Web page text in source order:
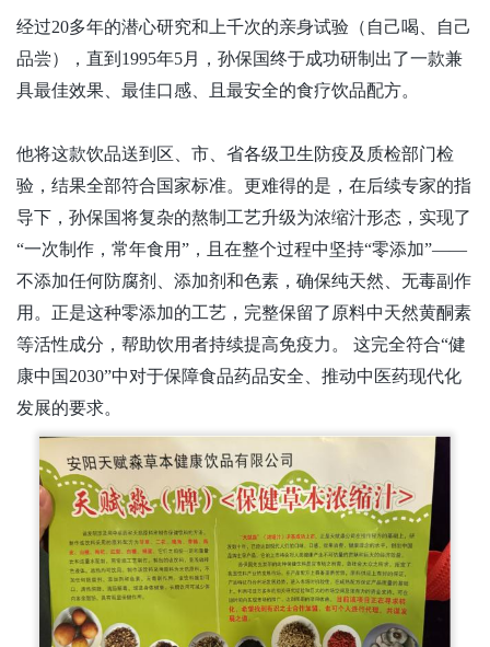
经过20多年的潜心研究和上千次的亲身试验（自己喝、自己
品尝），直到1995年5月，孙保国终于成功研制出了一款兼
具最佳效果、最佳口感、且最安全的食疗饮品配方。
他将这款饮品送到区、市、省各级卫生防疫及质检部门检
验，结果全部符合国家标准。更难得的是，在后续专家的指
导下，孙保国将复杂的熬制工艺升级为浓缩汁形态，实现了
“一次制作，常年食用”，且在整个过程中坚持“零添加”——
不添加任何防腐剂、添加剂和色素，确保纯天然、无毒副作
用。正是这种零添加的工艺，完整保留了原料中天然黄酮素
等活性成分，帮助饮用者持续提高免疫力。 这完全符合“健
康中国2030”中对于保障食品药品安全、推动中医药现代化
发展的要求。